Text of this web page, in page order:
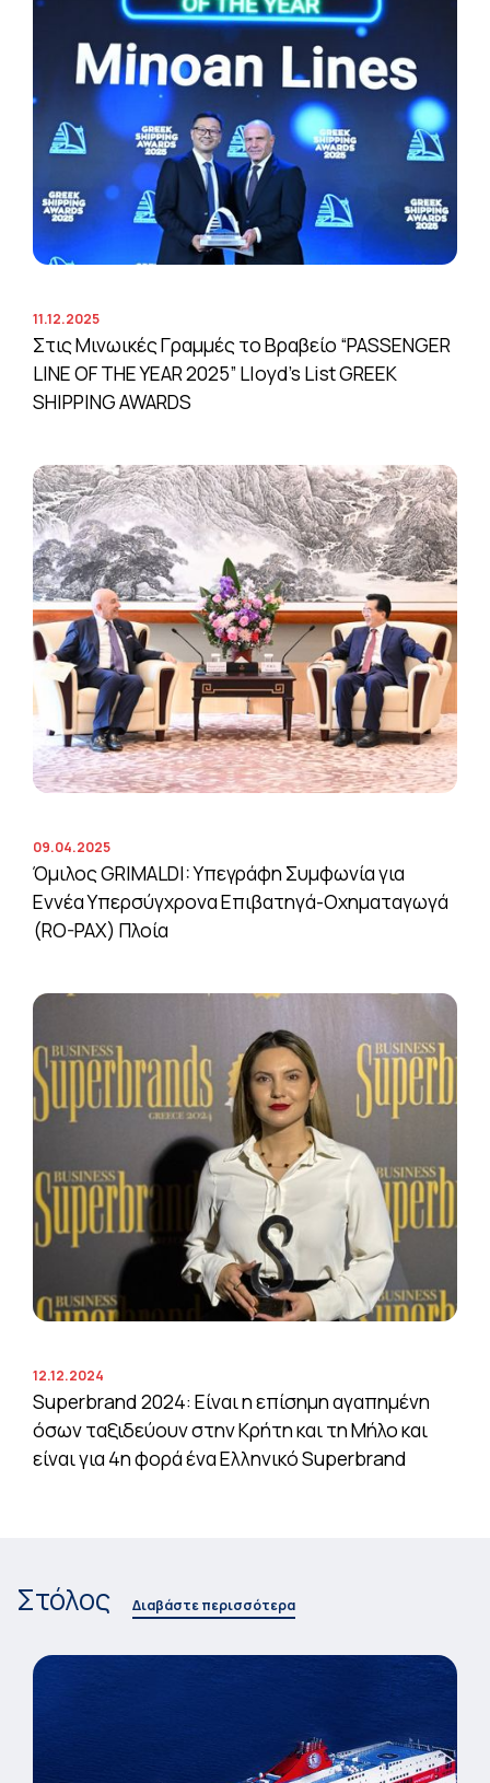
11.12.2025
Στις Μινωικές Γραμμές το Βραβείο “PASSENGER
LINE OF THE YEAR 2025” Lloyd’s List GREEK
SHIPPING AWARDS
09.04.2025
Όμιλος GRIMALDI: Υπεγράφη Συμφωνία για
Εννέα Υπερσύγχρονα Επιβατηγά-Οχηματαγωγά
(RO-PAX) Πλοία
12.12.2024
Superbrand 2024: Είναι η επίσημη αγαπημένη
όσων ταξιδεύουν στην Κρήτη και τη Μήλο και
είναι για 4η φορά ένα Ελληνικό Superbrand
Στόλος Διαβάστε περισσότερα